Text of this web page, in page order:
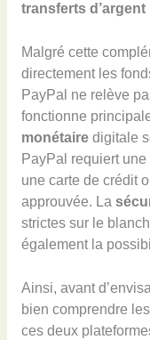
transferts d’argent
Malgré cette
directement les
PayPal ne relève
fonctionne
monétairedigitale
PayPal requiert
une carte de crédit
approuvée. La
strictes sur le
également la
Ainsi, avant
bien comprendre
ces deux